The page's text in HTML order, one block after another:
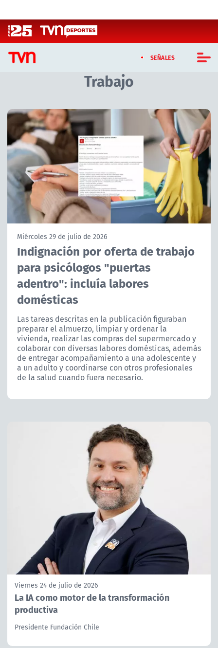
SEÑALES
CASTING MASTERCHEF CHILE
CASTING TVN VERTICAL
TVN VERTICAL
TVN PLAY
PROGRAMAS
TELESERIES
ACTUALIDAD Y TENDENCIAS
CORPORATIVO Y TRANSPARENCIA
ÁREA DE PROYECTOS
Trabajo
Artículos relacionados con Trabajo
Miércoles 29 de julio de 2026
Indignación por oferta de trabajo
para psicólogos "puertas
adentro": incluía labores
domésticas
Las tareas descritas en la publicación figuraban
preparar el almuerzo, limpiar y ordenar la
vivienda, realizar las compras del supermercado y
colaborar con diversas labores domésticas, además
de entregar acompañamiento a una adolescente y
a un adulto y coordinarse con otros profesionales
de la salud cuando fuera necesario.
Viernes 24 de julio de 2026
La IA como motor de la transformación
productiva
Presidente Fundación Chile